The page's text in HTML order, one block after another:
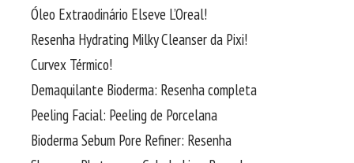
Óleo Extraodinário Elseve L’Oreal!
Resenha Hydrating Milky Cleanser da Pixi!
Curvex Térmico!
Demaquilante Bioderma: Resenha completa
Peeling Facial: Peeling de Porcelana
Bioderma Sebum Pore Refiner: Resenha